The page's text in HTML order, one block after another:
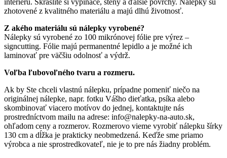
interiéru. Skrášlite si vypínače, steny a ďalšie povrchy. Nálepky sú
zhotovené z kvalitného materiálu a majú dlhú životnosť.
Z akého materiálu sú nálepky vyrobené?
Nálepky sú vyrobené zo 100 mikrónovej fólie pre výrez –
signcutting. Fólie majú permanentné lepidlo a je možné ich
laminovať pre väčšiu odolnosť a výdrž.
Voľba ľubovoľného tvaru a rozmeru.
Ak by Ste chceli vlastnú nálepku, prípadne pomeniť niečo na
originálnej nálepke, napr. fotku Vášho dieťatka, psíka alebo
skombinovať viacero motívov do jednej, kontaktujte nás
prostredníctvom mailu na adrese: info@nalepky-na-auto.sk,
ohľadom ceny a rozmerov. Rozmerovo vieme vyrobiť nálepku šírky
130 cm a dĺžka je prakticky neobmedzená. Keďže sme priamo
výrobca a nie sprostredkovateľ, nie je to pre nás žiadny problém.